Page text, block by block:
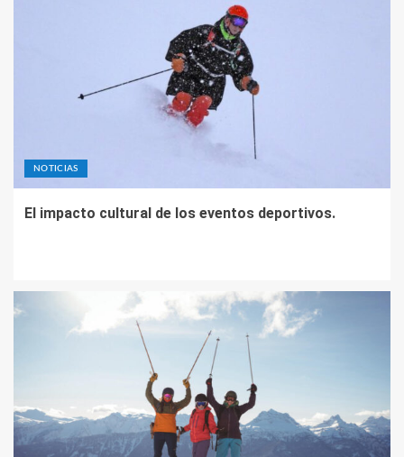
NOTICIAS
El impacto cultural de los eventos deportivos.